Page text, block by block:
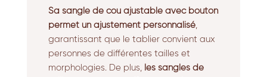
Sa sangle de cou ajustable avec bouton
permet un ajustement personnalisé,
garantissant que le tablier convient aux
personnes de différentes tailles et
morphologies. De plus, les sangles de